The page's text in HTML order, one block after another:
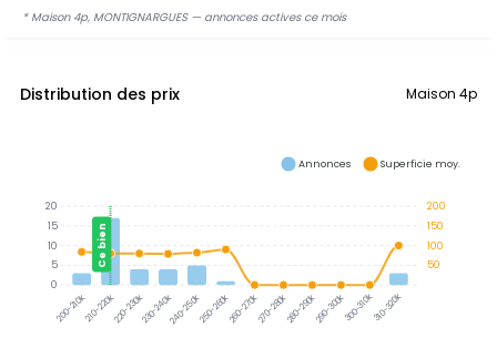
* Maison 4p, MONTIGNARGUES — annonces actives ce mois
Distribution des prix Maison 4p
200-210k210-220k220-230k230-240k240-250k250-260k260-270k270-280k280-290k290-300k300-310k310-320k
Ce bien
200
150
100
50
20
15
10
5
0
Annonces Superficie moy.